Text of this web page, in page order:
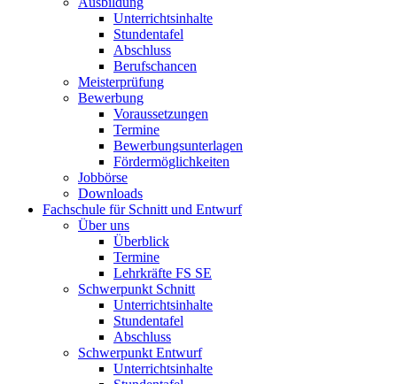
Unterrichtsinhalte
Stundentafel
Abschluss
Berufschancen
Meisterprüfung
Bewerbung
Voraussetzungen
Termine
Bewerbungsunterlagen
Fördermöglichkeiten
Jobbörse
Downloads
Fachschule für Schnitt und Entwurf
Über uns
Überblick
Termine
Lehrkräfte FS SE
Schwerpunkt Schnitt
Unterrichtsinhalte
Stundentafel
Abschluss
Schwerpunkt Entwurf
Unterrichtsinhalte